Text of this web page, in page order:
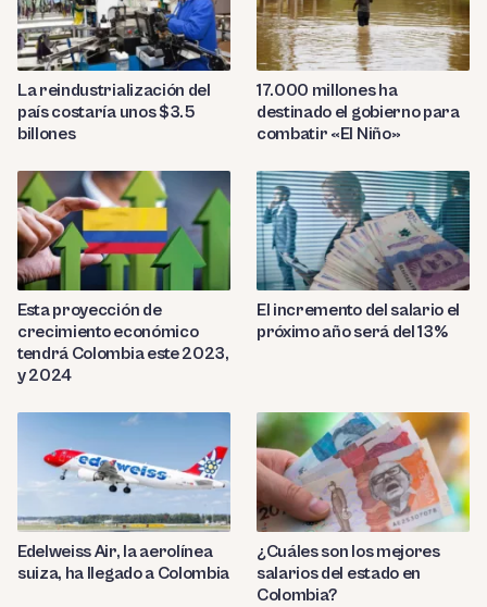
La reindustrialización del
país costaría unos $3.5
billones
17.000 millones ha
destinado el gobierno para
combatir «El Niño»
Esta proyección de
crecimiento económico
tendrá Colombia este 2023,
y 2024
El incremento del salario el
próximo año será del 13%
Edelweiss Air, la aerolínea
suiza, ha llegado a Colombia
¿Cuáles son los mejores
salarios del estado en
Colombia?